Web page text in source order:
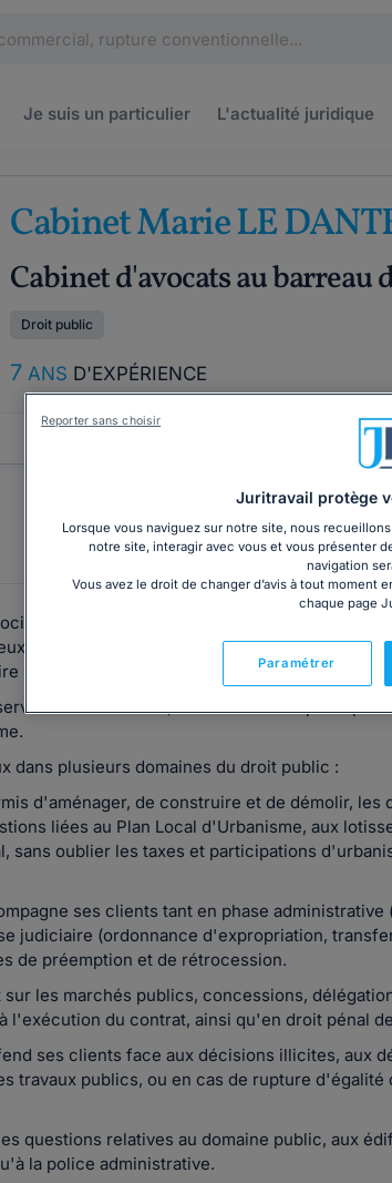
Je suis un particulier L'actualité juridique
Cabinet Marie LE
Cabinet d'avocats au barreau
Droit public
7 ANS D'EXPÉRIENCE
du cabinet KASTEL Avocats, fondé aux
adresses : au 32 rue Tronjolly à Rennes, et au
national.
de ses clients, dans un cabinet porté par
dans plusieurs domaines du droit public :
d'aménager, de construire et de démolir, les
liées au Plan Local d'Urbanisme, aux
sans oublier les taxes et participations
ses clients tant en phase
judiciaire (ordonnance d'expropriation,
de préemption et de rétrocession.
les marchés publics, concessions,
l'exécution du contrat, ainsi qu'en droit pénal
ses clients face aux décisions illicites, aux
travaux publics, ou en cas de rupture d'égalité
questions relatives au domaine public, aux
la police administrative.
Juritravail protège
Lorsque vous naviguez sur notre site, nous
notre site, interagir avec vous et vous présenter
navigation
Vous avez le droit de changer d’avis à tout moment
chaque page
Paramétrer
Reporter sans choisir